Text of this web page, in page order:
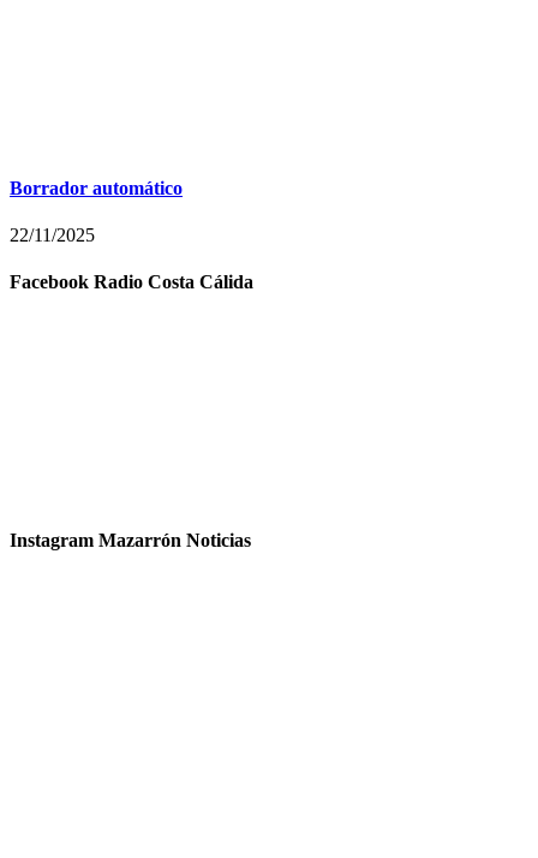
Borrador automático
22/11/2025
Facebook Radio Costa Cálida
Instagram Mazarrón Noticias